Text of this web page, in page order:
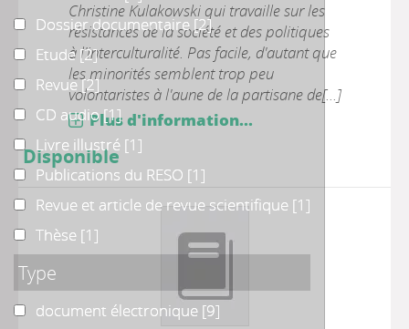
Christine Kulakowski qui travaille sur les
résistances de la société et des politiques
à l'interculturalité. Pas facile, d'autant que
les minorités semblent trop peu
volontaristes à l'aune de la partisane de[...]
Plus d'information...
Disponible
Dossier documentaire
Dossier documentaire[2]
EtudeEtude[2]
RevueRevue[2]
CD audio
CD audio[1]
Livre illustré
Livre illustré [1]
Publications du RESO
Publications du RESO [1]
Revue et article de revue scientifique
Revue et article de revue scientifique [1]
ThèseThèse [1]
Type
document électronique
document électronique [9]